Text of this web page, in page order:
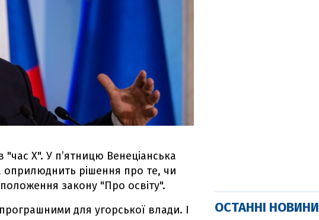
Х". У п’ятницю Венеціанська
оприлюднить рішення про те, чи
закону "Про освіту".
для угорської влади. І
ОСТАННІ НОВИНИ